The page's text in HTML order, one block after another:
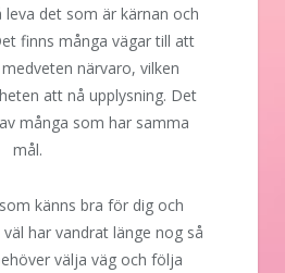
det som är kärnan och
finns många vägar till att
närvaro, vilken
att nå upplysning. Det
många som har samma
mål.
känns bra för dig och
har vandrat länge nog så
välja väg och följa